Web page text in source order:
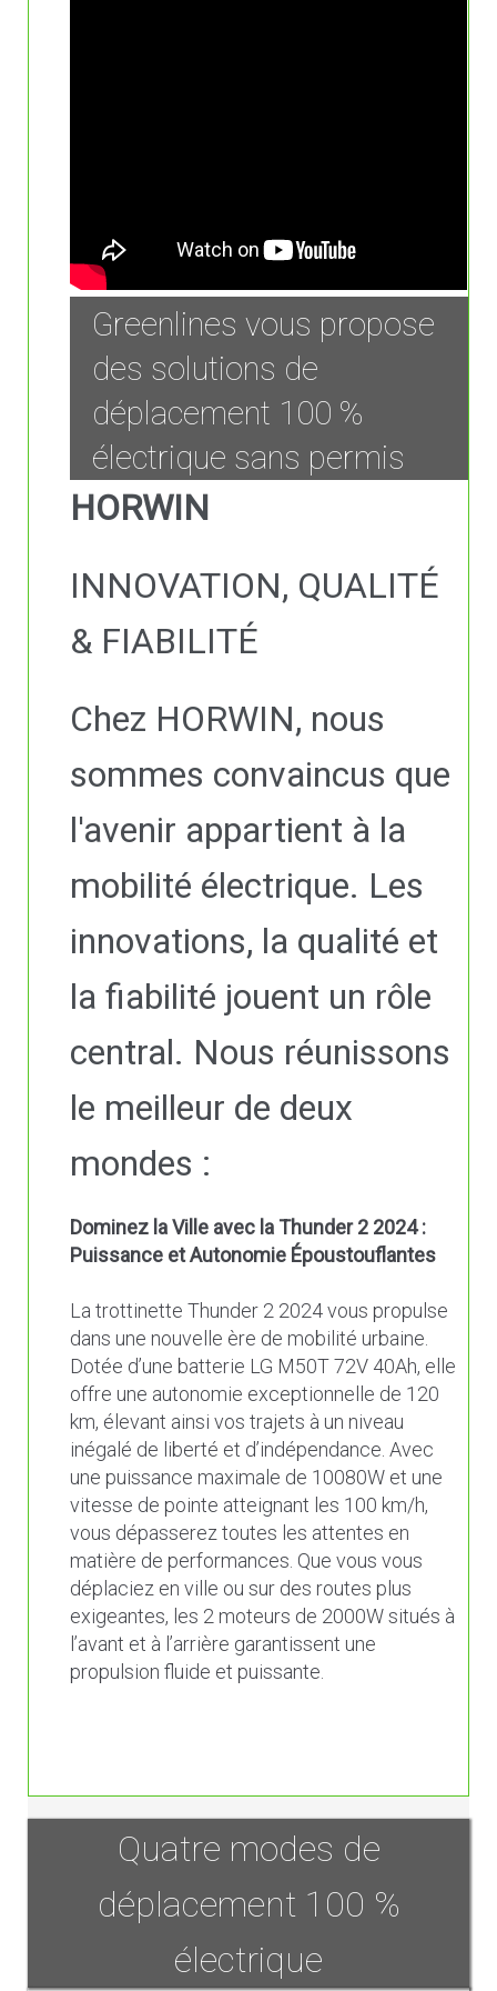
Greenlines vous propose
des solutions de
déplacement 100 %
électrique sans permis
HORWIN
INNOVATION, QUALITÉ
& FIABILITÉ
Chez HORWIN, nous
sommes convaincus que
l'avenir appartient à la
mobilité électrique. Les
innovations, la qualité et
la fiabilité jouent un rôle
central. Nous réunissons
le meilleur de deux
mondes :
Dominez la Ville avec la Thunder 2 2024 :
Puissance et Autonomie Époustouflantes
La trottinette Thunder 2 2024 vous propulse
dans une nouvelle ère de mobilité urbaine.
Dotée d’une batterie LG M50T 72V 40Ah, elle
offre une autonomie exceptionnelle de 120
km, élevant ainsi vos trajets à un niveau
inégalé de liberté et d’indépendance. Avec
une puissance maximale de 10080W et une
vitesse de pointe atteignant les 100 km/h,
vous dépasserez toutes les attentes en
matière de performances. Que vous vous
déplaciez en ville ou sur des routes plus
exigeantes, les 2 moteurs de 2000W situés à
l’avant et à l’arrière garantissent une
propulsion fluide et puissante.
Quatre modes de
déplacement 100 %
électrique